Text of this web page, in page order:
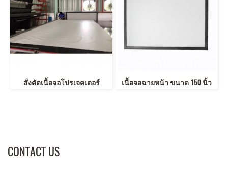
สั่งตัดเนื้อจอโปรเจคเตอร์ เนื้อจอฉายหน้า ขนาด 150 นิ้ว
CONTACT US